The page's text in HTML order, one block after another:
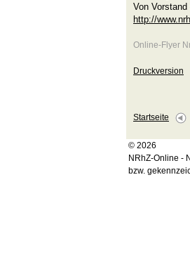
Von
http://
Online-Flyer
Druckversion
Startseite
© 2026
NRhZ-Online -
bzw.